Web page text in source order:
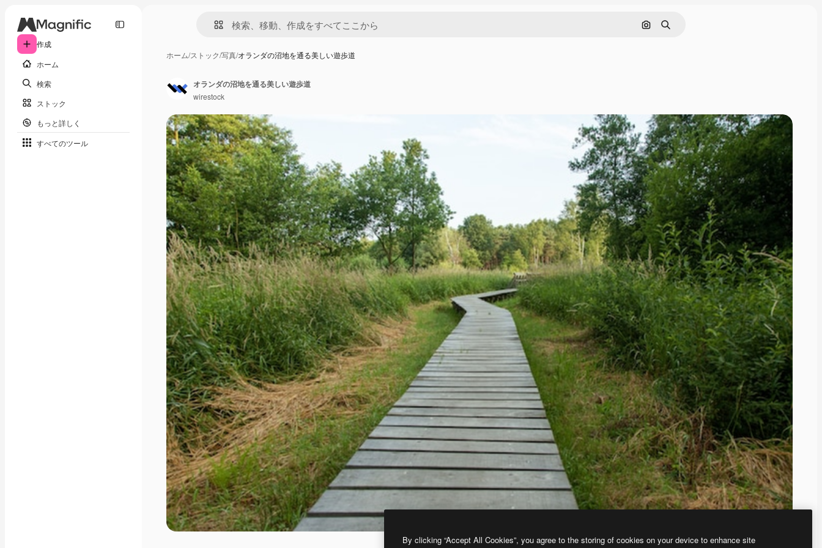
作成
ホーム
検索
ストック
もっと詳しく
すべてのツール
画像で検索
検索
ホーム/ストック/写真/オランダの沼地を通る美しい遊歩道
オランダの沼地を通る美しい遊歩道
wirestock
By clicking “Accept All Cookies”, you agree to the storing of cookies on your device to enhance site